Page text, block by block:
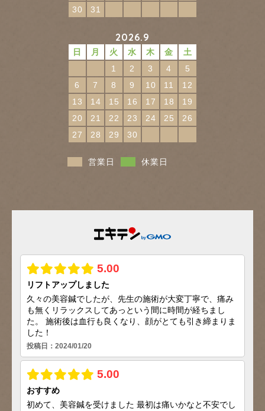
30
31
2026.9
日 月 火 水 木 金
土
1
2 3 4
5
6
7 8 9 10 11
12
13
14 15 16 17 18
19
20
21 22 23 24 25
26
27
28 29 30
営業日 休業日